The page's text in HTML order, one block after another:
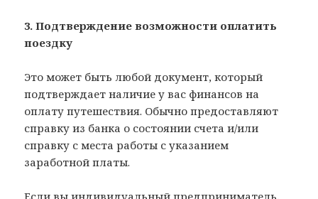
3. Подтверждение возможности оплатить
поездку
Это может быть любой документ, который
подтверждает наличие у вас финансов на
оплату путешествия. Обычно предоставляют
справку из банка о состоянии счета и/или
справку с места работы с указанием
заработной платы.